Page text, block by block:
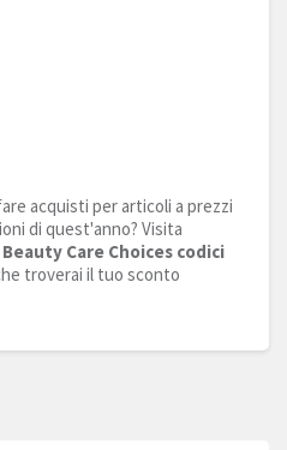
acquisti per articoli a prezzi
di quest'anno? Visita
Beauty Care Choices codici
troverai il tuo sconto